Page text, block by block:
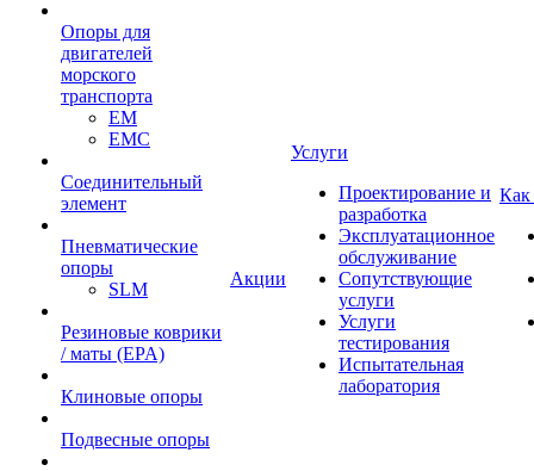
Опоры для
двигателей
морского
транспорта
EM
EMC
Cоединительный
элемент
Пневматические
опоры
SLM
Резиновые коврики
/ маты (EPA)
Клиновые опоры
Подвесные опоры
Акции
Услуги
Проектирование и
разработка
Эксплуатационное
обслуживание
Сопутствующие
услуги
Услуги
тестирования
Испытательная
лаборатория
Как